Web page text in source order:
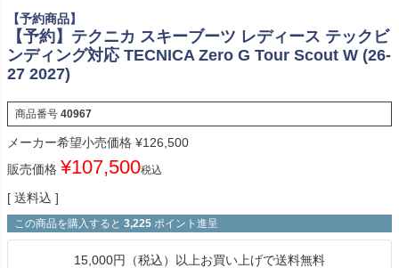
【予約商品】
【予約】テクニカ スキーブーツ レディース テックビ
ンディング対応 TECNICA Zero G Tour Scout W (26-
27 2027)
商品番号 40967
メーカー希望小売価格 ¥126,500
販売価格 ¥107,500税込
送料込
この商品を購入すると 3,225 ポイント進呈
15,000円（税込）以上お買い上げで送料無料